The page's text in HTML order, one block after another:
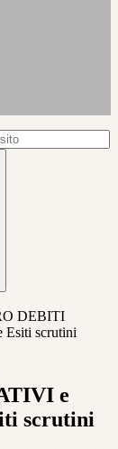
DEBITI
Esiti scrutini
e
scrutini